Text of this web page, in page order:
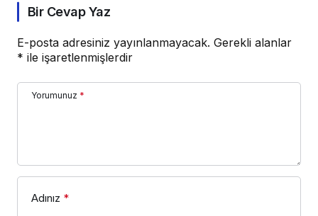
Bir Cevap Yaz
E-posta adresiniz yayınlanmayacak. Gerekli alanlar
* ile işaretlenmişlerdir
Yorumunuz *
Adınız *